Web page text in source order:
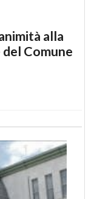
alla
Comune